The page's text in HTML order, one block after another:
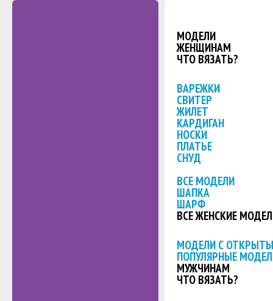
МОДЕЛИ
ЖЕНЩИНАМ
ЧТО ВЯЗАТЬ?
ВАРЕЖКИ
СВИТЕР
ЖИЛЕТ
КАРДИГАН
НОСКИ
ПЛАТЬЕ
СНУД
ВСЕ МОДЕЛИ
ШАПКА
ШАРФ
ВСЕ ЖЕНСКИЕ
МОДЕЛИ С
ПОПУЛЯРНЫЕ
МУЖЧИНАМ
ЧТО ВЯЗАТЬ?